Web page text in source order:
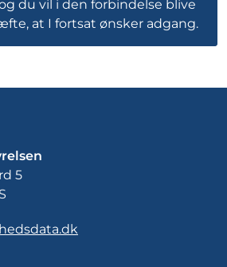
du vil i den forbindelse blive
at I fortsat ønsker adgang.
5